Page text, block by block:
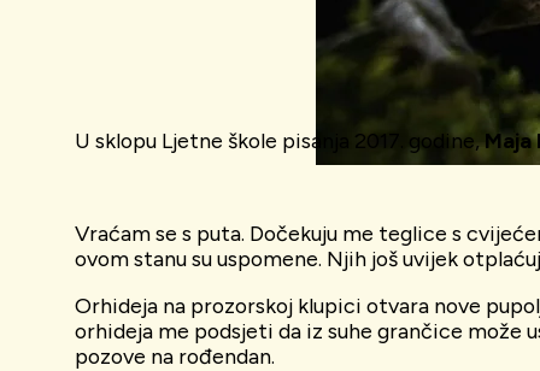
U sklopu Ljetne škole pisanja 2017. godine,Maja
Vraćam se s puta. Dočekuju me teglice s
ovom stanu su uspomene. Njih još uvijek
Orhideja na prozorskoj klupici otvara nove
orhideja me podsjeti da iz suhe grančice može
pozove na rođendan.